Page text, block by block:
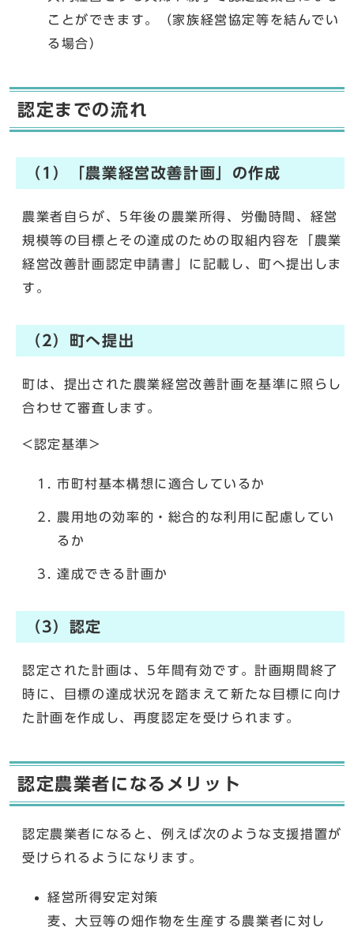
ことができます。（家族経営協定等を結んでい
る場合）
認定までの流れ
（1）「農業経営改善計画」の作成
農業者自らが、5年後の農業所得、労働時間、経営
規模等の目標とその達成のための取組内容を「農業
経営改善計画認定申請書」に記載し、町へ提出しま
す。
（2）町へ提出
町は、提出された農業経営改善計画を基準に照らし
合わせて審査します。
<認定基準>
市町村基本構想に適合しているか
農用地の効率的・総合的な利用に配慮してい
るか
達成できる計画か
（3）認定
認定された計画は、5年間有効です。計画期間終了
時に、目標の達成状況を踏まえて新たな目標に向け
た計画を作成し、再度認定を受けられます。
認定農業者になるメリット
認定農業者になると、例えば次のような支援措置が
受けられるようになります。
経営所得安定対策
麦、大豆等の畑作物を生産する農業者に対し